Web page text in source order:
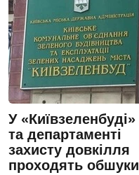
У «Київзеленбуді»
та департаменті
захисту довкілля
проходять обшуки